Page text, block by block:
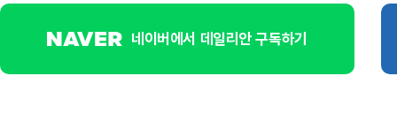
네이버에서 데일리안 구독하기